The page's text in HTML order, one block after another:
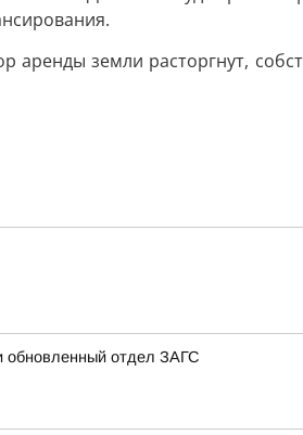
земли расторгнут,
обновленный отдел ЗАГС